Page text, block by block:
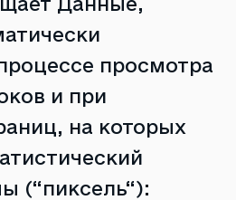
просмотра
и при
на которых
(“пиксель“):